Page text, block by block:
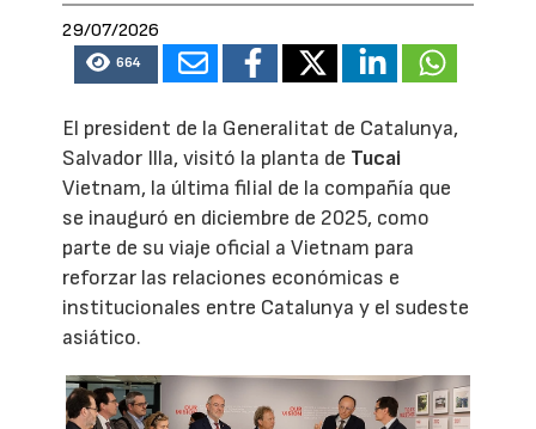
29/07/2026
664
El president de la Generalitat de Catalunya,
Salvador Illa, visitó la planta de Tucai
Vietnam, la última filial de la compañía que
se inauguró en diciembre de 2025, como
parte de su viaje oficial a Vietnam para
reforzar las relaciones económicas e
institucionales entre Catalunya y el sudeste
asiático.